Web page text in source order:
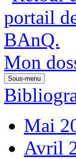
Mon
Sous-menu
Mai
Avril